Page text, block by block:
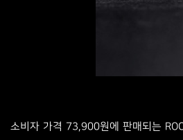
소비자 가격 73,900원에 판매되는